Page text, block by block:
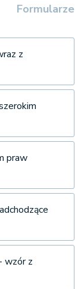
Formularze
z
praw
wzór z